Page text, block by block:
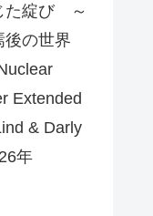
た綻び ～
後の世界
Extended
& Darly
年